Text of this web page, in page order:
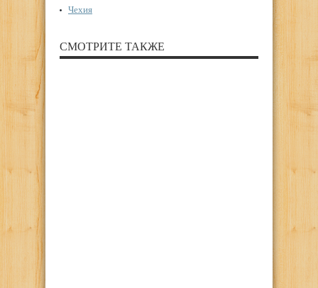
Чехия
СМОТРИТЕ ТАКЖЕ